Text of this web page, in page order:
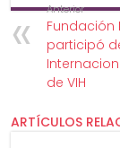
Anterior
Fundación
participó
de VIH
ARTÍCULOS